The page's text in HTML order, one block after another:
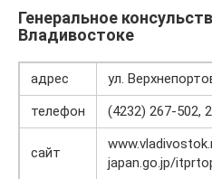
Генеральное
Владивостоке
адрес
ул.
телефон
(4232) 267-502,
сайт
japan.go.jp/